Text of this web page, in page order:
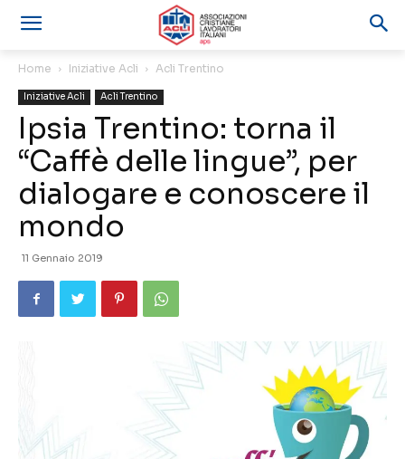
Home Iniziative Acli Acli Trentino
Iniziative Acli Acli Trentino
Ipsia Trentino: torna il
“Caffè delle lingue”, per
dialogare e conoscere il
mondo
11 Gennaio 2019